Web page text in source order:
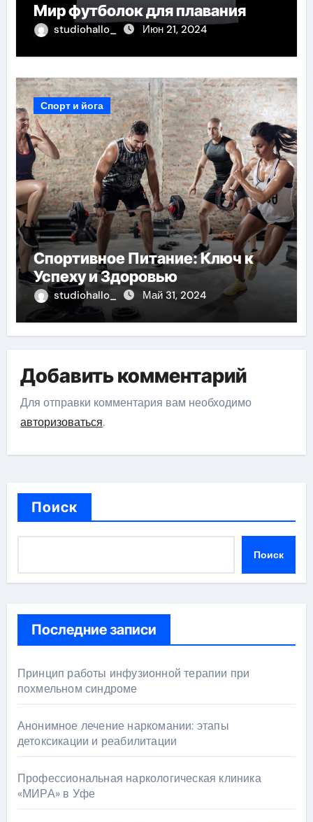
Мир футболок для плавания
studiohallo_ Июн 21, 2024
Спорт и йога
Спортивное Питание: Ключ к
Успеху и Здоровью
studiohallo_ Май 31, 2024
Добавить комментарий
Для отправки комментария вам необходимо
авторизоваться.
Поиск
Поиск
Последние записи
Принцип работы инфузионной терапии при
похмельном синдроме
Анонимное лечение наркомании: этапы
детоксикации и реабилитации
Профессиональная наркологическая клиника
«МИРА» в Уфе